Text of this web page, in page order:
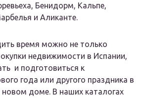
Бенидорм, Кальпе,
и Аликанте.
время можно не только
недвижимости в Испании,
и подготовиться к
года или другого праздника в
новом доме. В наших каталогах